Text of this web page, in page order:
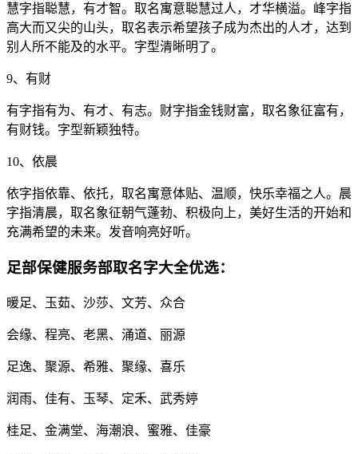
慧字指聪慧，有才智。取名寓意聪慧过人，才华横溢。峰字指
高大而又尖的山头，取名表示希望孩子成为杰出的人才，达到
别人所不能及的水平。字型清晰明了。
9、有财
有字指有为、有才、有志。财字指金钱财富，取名象征富有，
有财钱。字型新颖独特。
10、依晨
依字指依靠、依托，取名寓意体贴、温顺，快乐幸福之人。晨
字指清晨，取名象征朝气蓬勃、积极向上，美好生活的开始和
充满希望的未来。发音响亮好听。
足部保健服务部取名字大全优选：
暖足、玉茹、沙莎、文芳、众合
会缘、程亮、老黑、涌道、丽源
足逸、聚源、希雅、聚缘、喜乐
润雨、佳有、玉琴、定禾、武秀婷
桂足、金满堂、海潮浪、蜜雅、佳豪